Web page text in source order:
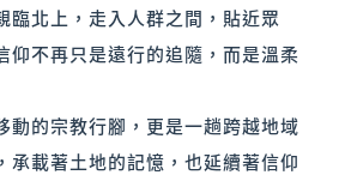
臨北上，走入人群之間，貼近眾
仰不再只是遠行的追隨，而是溫柔
動的宗教行腳，更是一趟跨越地域
承載著土地的記憶，也延續著信仰